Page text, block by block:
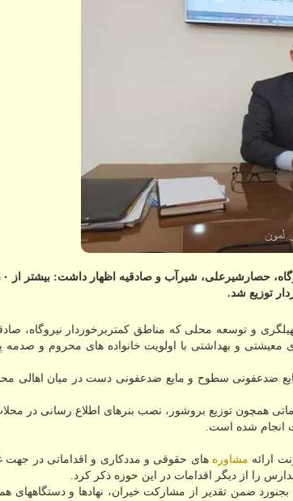
به گزارش مستر لمون خراسان شمالی مدیر دفتر تسهیلگری و توسعه محلی
توزیع شد.
و توسعه محلی که مناطق کمتربرخوردار نیروگاه،
و بهداشتی با اولویت خانواده های محروم و صدمه
بهداشتی شامل ماسک، مایع ضدعفونی سطوح و مایع ضدعفونی دست در میان اهالی
همچون توزیع بروشور، نصب بنرهای اطلاع رسانی در
انجام شده است.
ارائه مشاوره های حقوقی و مددکاری و اقداماتی در جهت
را از دیگر اقدامات در این حوزه ذکر کرد.
ضمن تقدیر از مشارکت خیران، نهادها و دستگاههای